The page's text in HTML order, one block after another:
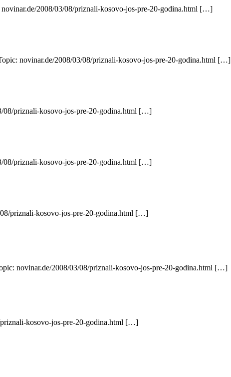
2008/03/08/priznali-kosovo-jos-pre-20-godina.html […]
novinar.de/2008/03/08/priznali-kosovo-jos-pre-20-godina.html […]
08/priznali-kosovo-jos-pre-20-godina.html […]
08/priznali-kosovo-jos-pre-20-godina.html […]
priznali-kosovo-jos-pre-20-godina.html […]
novinar.de/2008/03/08/priznali-kosovo-jos-pre-20-godina.html […]
kosovo-jos-pre-20-godina.html […]